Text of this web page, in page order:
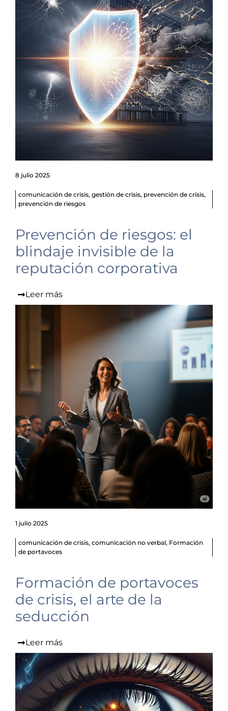
8 julio 2025
comunicación de crisis, gestión de crisis, prevención de crisis,
prevención de riesgos
Prevención de riesgos: el
blindaje invisible de la
reputación corporativa
Leer más
1 julio 2025
comunicación de crisis, comunicación no verbal, Formación
de portavoces
Formación de portavoces
de crisis, el arte de la
seducción
Leer más